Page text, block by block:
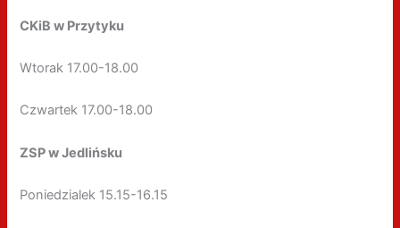
CKiB w Przytyku
Wtorak 17.00-18.00
Czwartek 17.00-18.00
ZSP w Jedlińsku
Poniedzialek 15.15-16.15